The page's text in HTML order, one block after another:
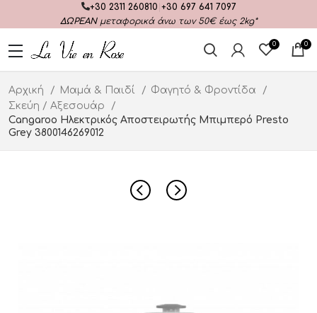
+30 2311 260810 +30 697 641 7097
ΔΩΡΕΑΝμεταφορικά άνω των 50€ έως 2kg*
0 0
Αρχική Μαμά & Παιδί
Φαγητό & Φροντίδα
Σκεύη / Αξεσουάρ
Cangaroo Ηλεκτρικός Αποστειρωτής Μπιμπερό Presto
Grey 3800146269012